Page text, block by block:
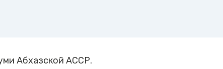
Абхазской АССР.